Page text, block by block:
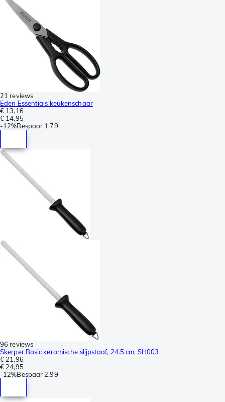
21 reviews
Eden Essentials keukenschaar
€ 13,16
€ 14,95
-12%Bespaar 1,79
96 reviews
Skerper Basic keramische slijpstaaf, 24.5 cm, SH003
€ 21,96
€ 24,95
-12%Bespaar 2,99